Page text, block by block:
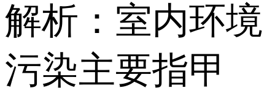
解析：室内环境
污染主要指甲